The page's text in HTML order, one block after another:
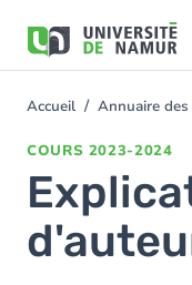
contenu
You
Accueil Annuaire
COURS 2023-2024